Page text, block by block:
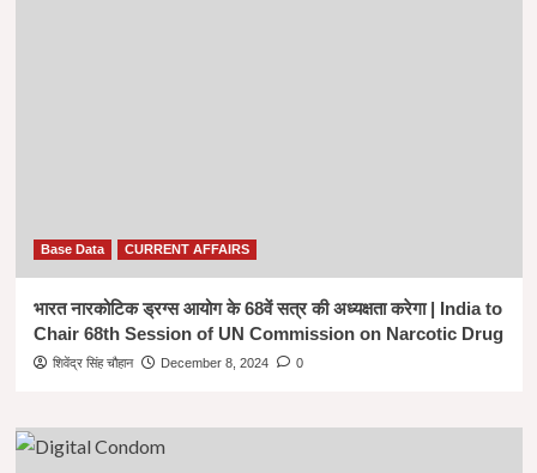
Base Data CURRENT AFFAIRS
भारत नारकोटिक ड्रग्स आयोग के 68वें सत्र की अध्यक्षता करेगा | India to
Chair 68th Session of UN Commission on Narcotic Drug
शिवेंद्र सिंह चौहान December 8, 2024 0